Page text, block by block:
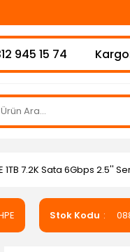
945 15 74
1TB 7.2K Sata 6Gbps 2.5''
Stok Kodu